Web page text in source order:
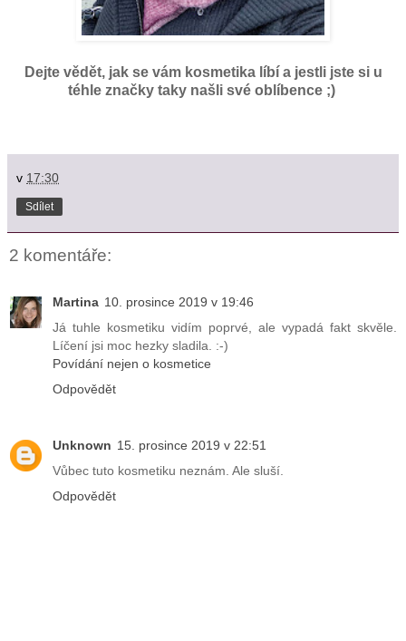
Dejte vědět, jak se vám kosmetika líbí a jestli jste si u
téhle značky taky našli své oblíbence ;)
v 17:30
Sdílet
2 komentáře:
Martina 10. prosince 2019 v 19:46
Já tuhle kosmetiku vidím poprvé, ale vypadá fakt skvěle.
Líčení jsi moc hezky sladila. :-)
Povídání nejen o kosmetice
Odpovědět
Unknown 15. prosince 2019 v 22:51
Vůbec tuto kosmetiku neznám. Ale sluší.
Odpovědět